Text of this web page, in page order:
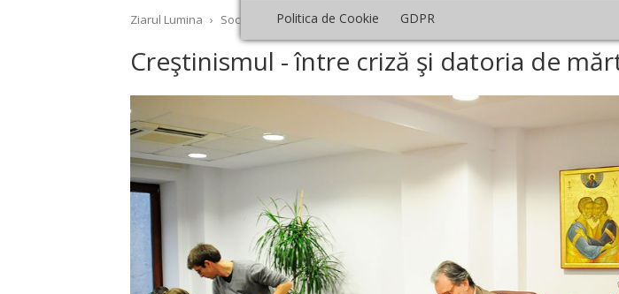
Politica de Cookie GDPR
Ziarul Lumina › Societate › Actualitate socială Creştinismul - între criză şi datoria de
Creştinismul - între criză şi datoria de
Octombrie